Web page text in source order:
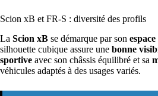
Scion xB et FR-S : diversité des profils
La Scion xB se démarque par son
silhouette cubique assure une bonne
sportive avec son châssis équilibré et sa
véhicules adaptés à des usages variés.